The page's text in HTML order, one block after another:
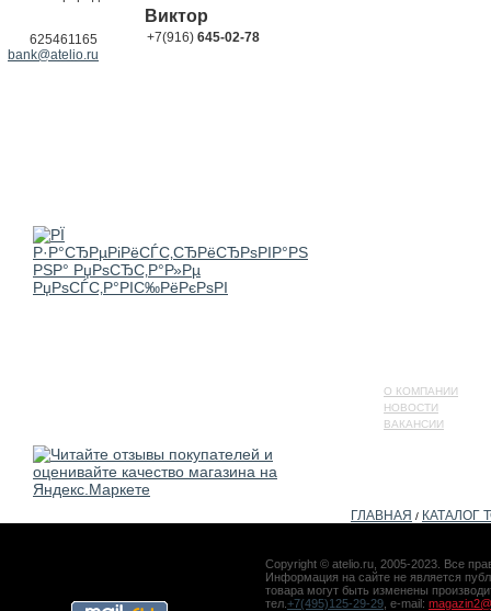
Виктор
625461165 +7(916) 645-02-78
bank@atelio.ru
О КОМПАНИИ
НОВОСТИ
ВАКАНСИИ
ГЛАВНАЯ / КАТАЛОГ
Copyright © atelio.ru, 2005-2023. Все
Информация на сайте не является
товара могут быть изменены
тел. +7(495)125-29-29 , e-mail: